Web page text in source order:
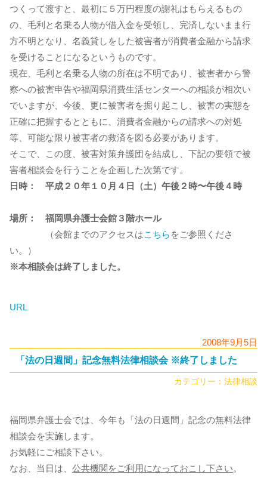
つくって渡すと、最初に５万円程度の謝礼はもらえるもの
の、毛利と名乗る人物が借入金を受領し、完済しないまま行
方不明となり、名義貸しをした被害者が消費者金融から請求
を受けることになるというものです。
現在、毛利と名乗る人物の所在は不明であり、被害者から警
察への被害申告や福岡県消費生活センターへの相談が相次い
でいますが、今後、更に被害者を掘り起こし、被害の実態を
正確に把握するとともに、消費者金融からの請求への対処
等、可能な限り被害者の救済を図る必要があります。
そこで、この度、被害対策弁護団を結成し、下記の要領で被
害者相談会を行うことを企画した次第です。
日時： 平成２０年１０月４日（土）午後２時〜午後４時
場所： 福岡県弁護士会館３階ホール
（会館までのアクセスはこちら をご参照くださ
い。）
※本相談会は終了しました。
URL
2008年9月5日
「法の日週間」記念無料法律相談会 ※終了しました
カテゴリー： 法律相談
福岡県弁護士会では、今年も「法の日週間」記念の無料法律
相談会を実施します。
お気軽にご相談下さい。
なお、当日は、 公共機関をご利用になっておこし下さい。